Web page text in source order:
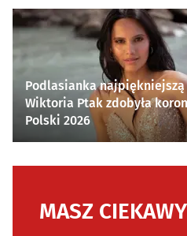
Podlasianka najpiękniejszą
Wiktoria Ptak zdobyła
Polski 2026
MASZ